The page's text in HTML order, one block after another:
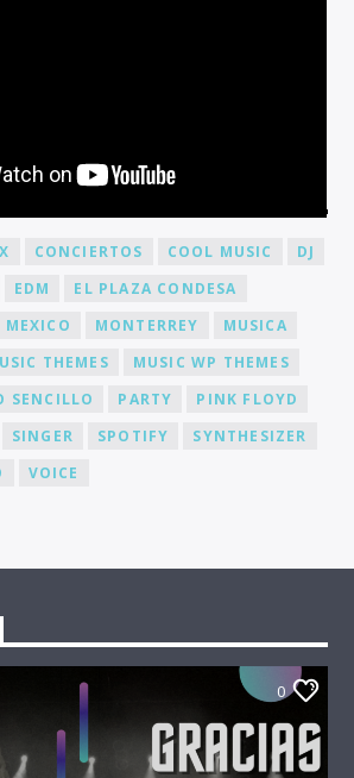
CONCIERTOS COOL MUSIC
DJ
EDM
EL PLAZA CONDESA
MEXICO MONTERREY
MUSICA
THEMES
MUSIC WP THEMES
SENCILLO PARTY
PINK FLOYD
SINGER SPOTIFY
SYNTHESIZER
VOICE
0